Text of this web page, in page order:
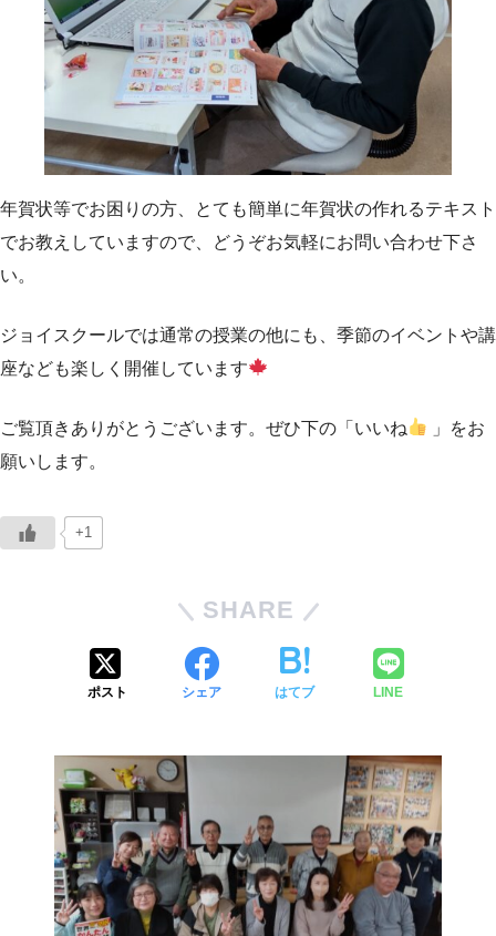
年賀状等でお困りの方、とても簡単に年賀状の作れるテキスト
でお教えしていますので、どうぞお気軽にお問い合わせ下さ
い。
ジョイスクールでは通常の授業の他にも、季節のイベントや講
座なども楽しく開催しています
ご覧頂きありがとうございます。ぜひ下の「いいね
」をお
願いします。
+1
SHARE
ポスト シェア はてブ LINE